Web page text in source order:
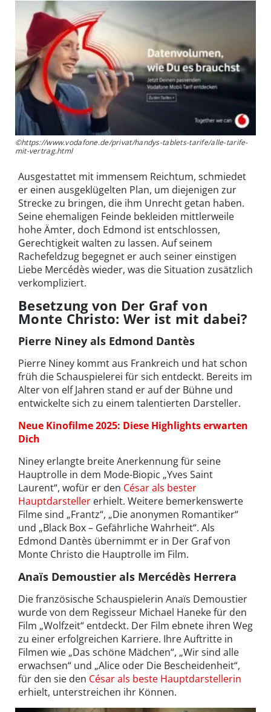
©https://www.vodafone.de/privat/handys-tablets-tarife/alle-tarife-
mit-vertrag.html
Ausgestattet mit immensem Reichtum, schmiedet
er einen ausgeklügelten Plan, um diejenigen zur
Strecke zu bringen, die ihm Unrecht getan haben.
Seine ehemaligen Feinde bekleiden mittlerweile
hohe Ämter, doch Edmond ist entschlossen,
Gerechtigkeit walten zu lassen. Auf seinem
Rachefeldzug begegnet er auch seiner einstigen
Liebe Mercédès wieder, was die Situation zusätzlich
verkompliziert.
Besetzung von Der Graf von
Monte Christo: Wer ist mit dabei?
Pierre Niney als Edmond Dantès
Pierre Niney kommt aus Frankreich und hat schon
früh die Schauspielerei für sich entdeckt. Bereits im
Alter von elf Jahren stand er auf der Bühne und
entwickelte sich zu einem talentierten Darsteller.
Neue Kinofilme 2025: Diese Highlights erwarten
Dich
Niney erlangte breite Anerkennung für seine
Hauptrolle in dem Mode-Biopic „Yves Saint
Laurent“, wofür er den César als bester
Hauptdarsteller erhielt. Weitere bemerkenswerte
Filme sind „Frantz“, „Die anonymen Romantiker“
und „Black Box – Gefährliche Wahrheit“. Als
Edmond Dantès übernimmt er in Der Graf von
Monte Christo die Hauptrolle im Film.
Anaïs Demoustier als Mercédès Herrera
Die französische Schauspielerin Anaïs Demoustier
wurde von dem Regisseur Michael Haneke für den
Film „Wolfzeit“ entdeckt. Der Film ebnete ihren Weg
zu einer erfolgreichen Karriere. Ihre Auftritte in
Filmen wie „Das schöne Mädchen“, „Wir sind alle
erwachsen“ und „Alice oder Die Bescheidenheit“,
für den sie den César als beste Hauptdarstellerin
erhielt, unterstreichen ihr Können.